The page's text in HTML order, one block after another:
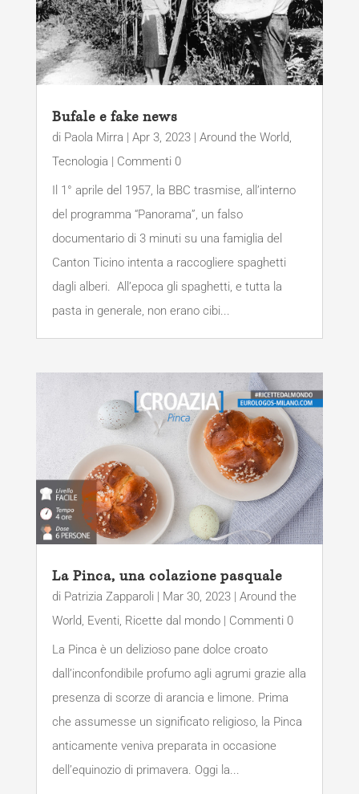
Bufale e fake news
di Paola Mirra Apr 3, 2023| Around the World,
Tecnologia | Commenti 0
Il 1° aprile del 1957, la BBC trasmise, all’interno
del programma “Panorama”, un falso
documentario di 3 minuti su una famiglia del
Canton Ticino intenta a raccogliere spaghetti
dagli alberi. All’epoca gli spaghetti, e tutta la
pasta in generale, non erano cibi...
La Pinca, una colazione pasquale
di Patrizia Zapparoli| Mar 30, 2023| Around the
World, Eventi, Ricette dal mondo| Commenti 0
La Pinca è un delizioso pane dolce croato
dall’inconfondibile profumo agli agrumi grazie alla
presenza di scorze di arancia e limone. Prima
che assumesse un significato religioso, la Pinca
anticamente veniva preparata in occasione
dell’equinozio di primavera. Oggi la...